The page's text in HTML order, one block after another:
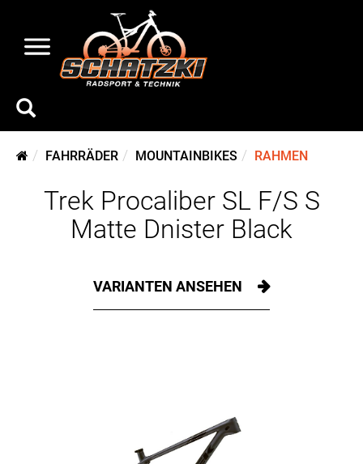
FAHRRÄDER MOUNTAINBIKES RAHMEN
Trek Procaliber SL F/S S
Matte Dnister Black
VARIANTEN ANSEHEN